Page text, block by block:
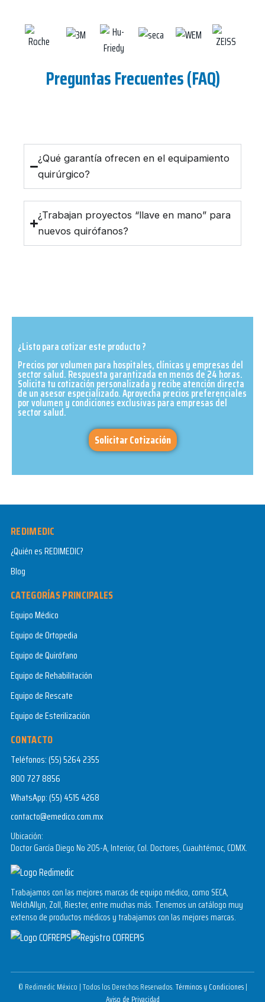
Preguntas Frecuentes (FAQ)
¿Qué garantía ofrecen en el equipamiento
quirúrgico?
¿Trabajan proyectos “llave en mano” para
nuevos quirófanos?
¿Listo para cotizar este producto ?
Precios por volumen para hospitales, clínicas y empresas del
sector salud. Respuesta garantizada en menos de 24 horas.
Solicita tu cotización personalizada y recibe atención directa
de un asesor especializado. Aprovecha precios preferenciales
por volumen y condiciones exclusivas para empresas del
sector salud.​
Solicitar Cotización
REDIMEDIC
¿Quién es REDIMEDIC?
Blog
CATEGORÍAS PRINCIPALES
Equipo Médico
Equipo de Ortopedia
Equipo de Quirófano
Equipo de Rehabilitación
Equipo de Rescate
Equipo de Esterilización
CONTACTO
Teléfonos:(55) 5264 2355
800 727 8856
WhatsApp:(55) 4515 4268
contacto@emedico.com.mx
Ubicación:
Doctor García Diego No 205-A, Interior, Col. Doctores, Cuauhtémoc, CDMX.
Trabajamos con las mejores marcas de equipo médico, como SECA,
WelchAllyn, Zoll, Riester, entre muchas más. Tenemos un catálogo muy
extenso de productos médicos y trabajamos con las mejores marcas.
© Redimedic México | Todos los Derechos Reservados.Términos y Condiciones|
Aviso de Privacidad